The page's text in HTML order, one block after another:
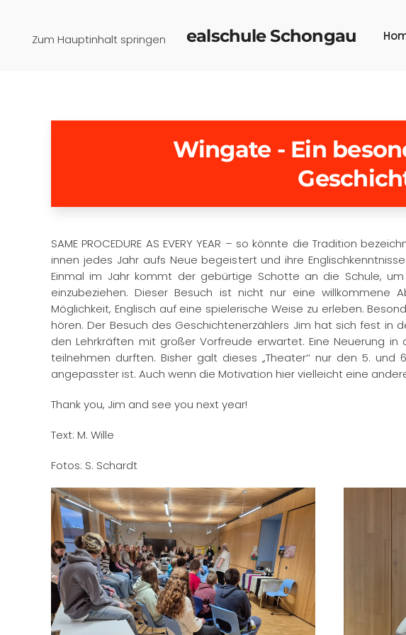
Zum Hauptinhalt springen
Pfaffenwinkel-Realschule Schongau
Wingate - Ein
SAME PROCEDURE AS EVERY YEAR – so könnte die Tradition
innen jedes Jahr aufs Neue begeistert und ihre
Einmal im Jahr kommt der gebürtige Schotte an die Schule,
einzubeziehen. Dieser Besuch ist nicht nur eine willkommene
Möglichkeit, Englisch auf eine spielerische Weise zu erleben.
hören. Der Besuch des Geschichtenerzählers Jim hat sich fest in
den Lehrkräften mit großer Vorfreude erwartet. Eine Neuerung
teilnehmen durften. Bisher galt dieses ‚,Theater‘‘ nur den 5.
angepasster ist. Auch wenn die Motivation hier vielleicht eine
Thank you, Jim and see you next year!
Text: M. Wille
Fotos: S. Schardt